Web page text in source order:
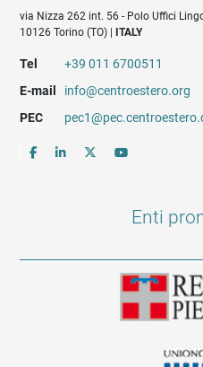
via Nizza 262 int. 56 - Polo Uffici
10126 Torino (TO) |
ITALY
Tel
+39 011 6700511
E-mail
info@centroestero.org
PEC
Enti